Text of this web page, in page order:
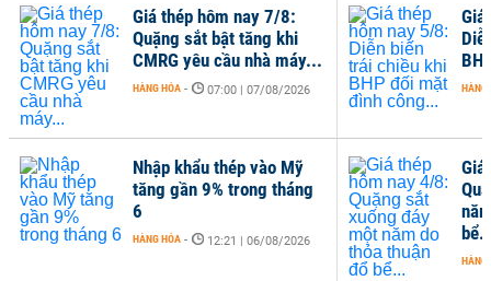
Giá thép hôm nay 7/8:
Quặng sắt bật tăng khi
CMRG yêu cầu nhà máy...
HÀNG HÓA - 07:00 | 07/08/2026
Nhập khẩu thép vào Mỹ
tăng gần 9% trong tháng
6
HÀNG HÓA - 12:21 | 06/08/2026
HÀNG
HÀNG